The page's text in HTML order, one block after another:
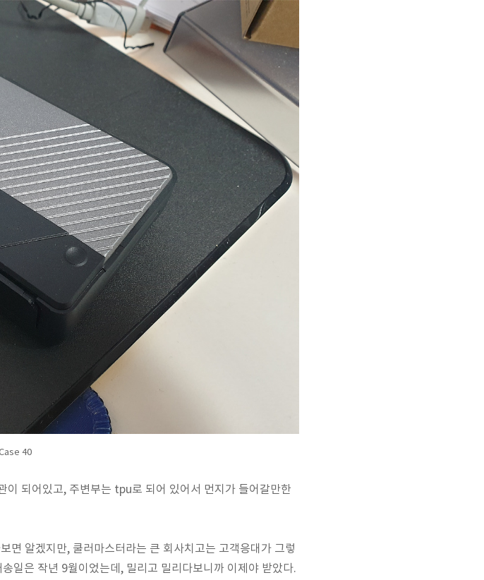
40
이 되어있고, 주변부는 tpu로 되어 있어서 먼지가 들어갈만한
알겠지만, 쿨러마스터라는 큰 회사치고는 고객응대가 그렇
일은 작년 9월이었는데, 밀리고 밀리다보니까 이제야 받았다.